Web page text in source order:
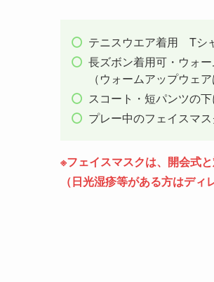
テニスウエア着用 Tシ
長ズボン着用可・ウォ
（ウォームアップウェ
スコート・短パンツの
プレー中のフェイスマ
※フェイスマスクは、開会式
（日光湿疹等がある方はディ